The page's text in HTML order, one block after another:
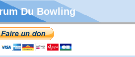
Du Bowling